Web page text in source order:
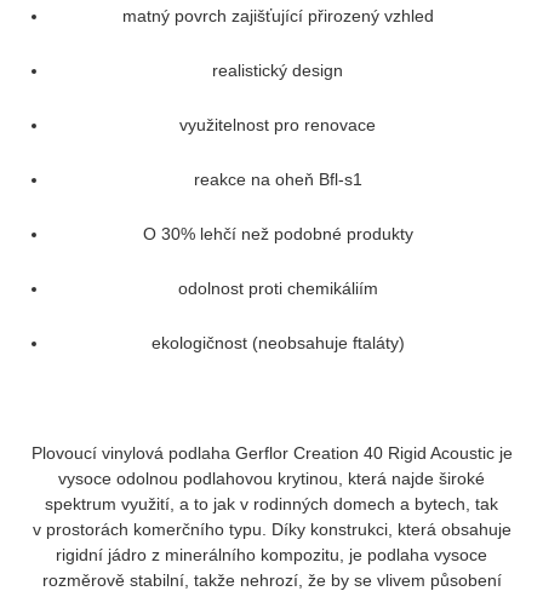
matný povrch zajišťující přirozený vzhled
realistický design
využitelnost pro renovace
reakce na oheň Bfl-s1
O 30% lehčí než podobné produkty
odolnost proti chemikáliím
ekologičnost (neobsahuje ftaláty)
Plovoucí vinylová podlaha Gerflor Creation 40 Rigid Acoustic je
vysoce odolnou podlahovou krytinou, která najde široké
spektrum využití, a to jak v rodinných domech a bytech, tak
v prostorách komerčního typu. Díky konstrukci, která obsahuje
rigidní jádro z minerálního kompozitu, je podlaha vysoce
rozměrově stabilní, takže nehrozí, že by se vlivem působení